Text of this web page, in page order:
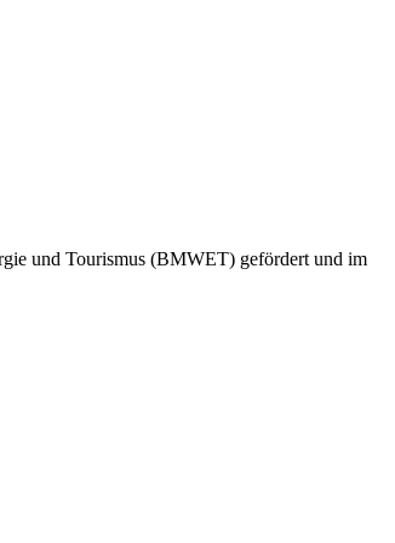
und Tourismus (BMWET) gefördert und im